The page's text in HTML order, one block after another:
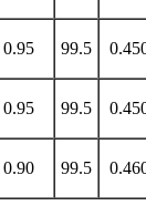
0.95 99.5
0.95 99.5
0.90 99.5